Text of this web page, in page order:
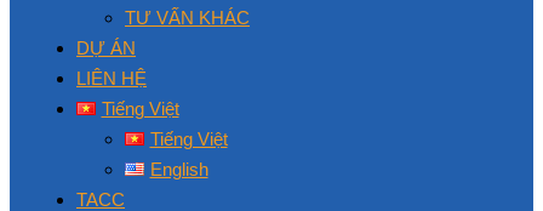
TƯ VẤN KHÁC
DỰ ÁN
LIÊN HỆ
Tiếng Việt
Tiếng Việt
English
TACC